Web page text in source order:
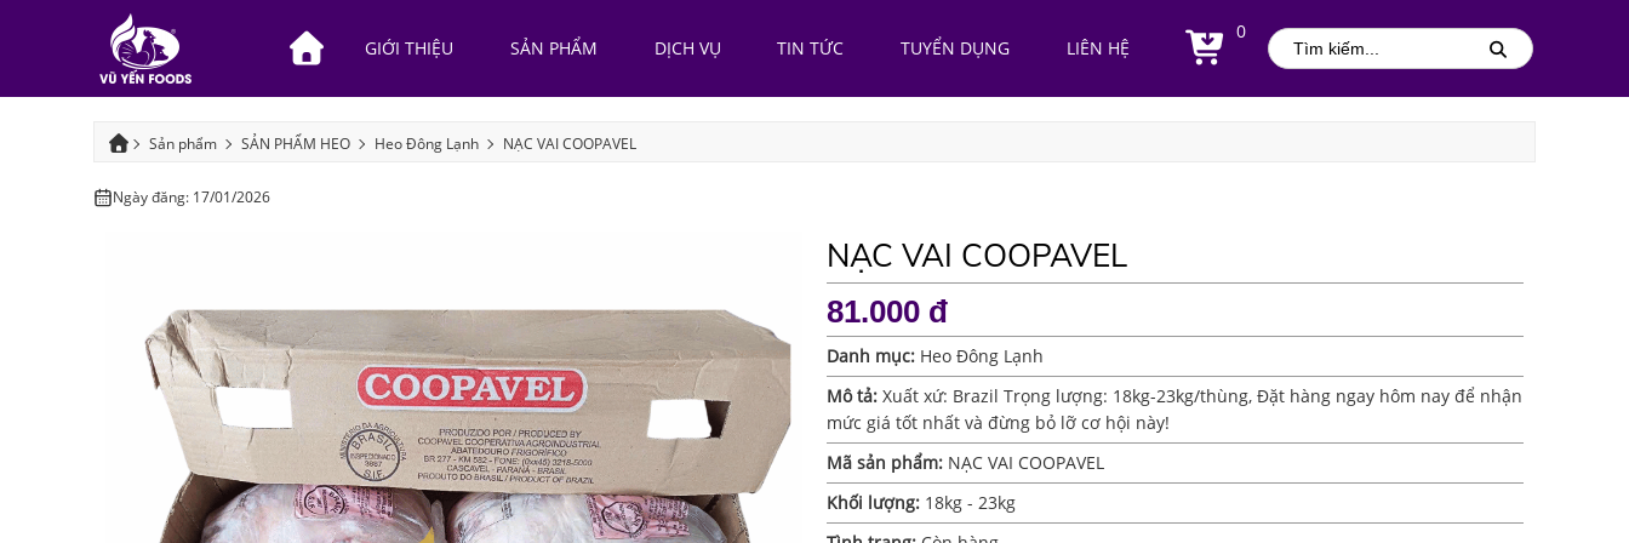
GIỚI THIỆU SẢN PHẨM DỊCH VỤ TIN TỨC TUYỂN DỤNG LIÊN HỆ
0
Sản phẩm SẢN PHẨM HEO Heo Đông Lạnh NẠC VAI COOPAVEL
Ngày đăng: 17/01/2026
NẠC VAI COOPAVEL
81.000 đ
Danh mục: Heo Đông Lạnh
Mô tả: Xuất xứ: Brazil Trọng lượng: 18kg-23kg/thùng, Đặt hàng ngay hôm nay để nhận
mức giá tốt nhất và đừng bỏ lỡ cơ hội này!
Mã sản phẩm: NẠC VAI COOPAVEL
Khối lượng: 18kg - 23kg